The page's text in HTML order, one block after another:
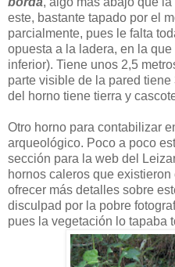
este, bastante tapado por el
parcialmente, pues le falta
opuesta a la ladera, en la
inferior). Tiene unos 2,5
parte visible de la pared
del horno tiene tierra y
Otro horno para contabilizar
arqueológico. Poco a poco
sección para la web del
hornos caleros que
ofrecer más detalles sobre
disculpad por la pobre
pues la vegetación lo tapaba